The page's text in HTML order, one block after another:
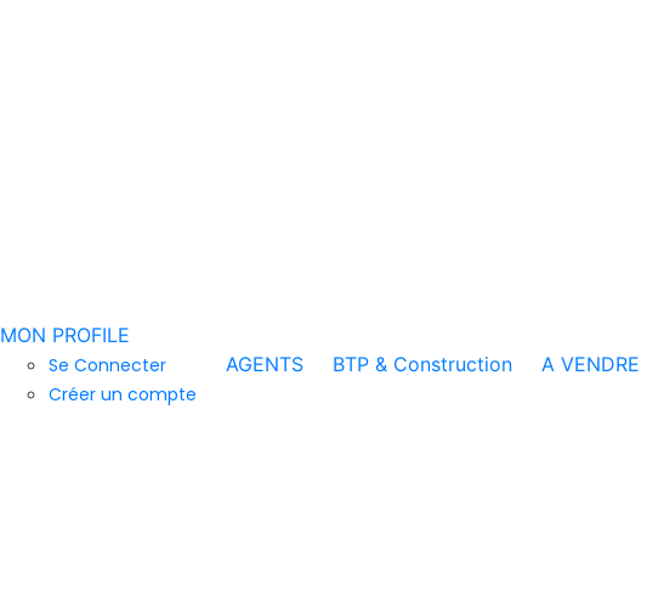
MON PROFILE
Se Connecter
Créer un compte
AGENTS BTP & Construction A VENDRE